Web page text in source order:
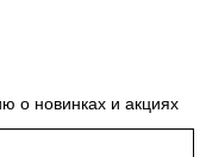
Таблица размеров
о новинках и акциях